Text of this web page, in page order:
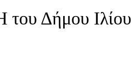
Δήμου Ιλίου